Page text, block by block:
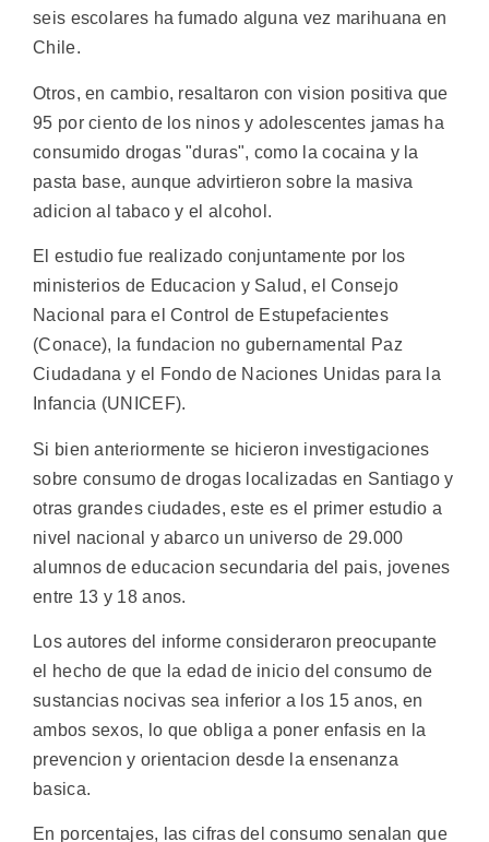
seis escolares ha fumado alguna vez marihuana en
Chile.
Otros, en cambio, resaltaron con vision positiva que
95 por ciento de los ninos y adolescentes jamas ha
consumido drogas "duras", como la cocaina y la
pasta base, aunque advirtieron sobre la masiva
adicion al tabaco y el alcohol.
El estudio fue realizado conjuntamente por los
ministerios de Educacion y Salud, el Consejo
Nacional para el Control de Estupefacientes
(Conace), la fundacion no gubernamental Paz
Ciudadana y el Fondo de Naciones Unidas para la
Infancia (UNICEF).
Si bien anteriormente se hicieron investigaciones
sobre consumo de drogas localizadas en Santiago y
otras grandes ciudades, este es el primer estudio a
nivel nacional y abarco un universo de 29.000
alumnos de educacion secundaria del pais, jovenes
entre 13 y 18 anos.
Los autores del informe consideraron preocupante
el hecho de que la edad de inicio del consumo de
sustancias nocivas sea inferior a los 15 anos, en
ambos sexos, lo que obliga a poner enfasis en la
prevencion y orientacion desde la ensenanza
basica.
En porcentajes, las cifras del consumo senalan que